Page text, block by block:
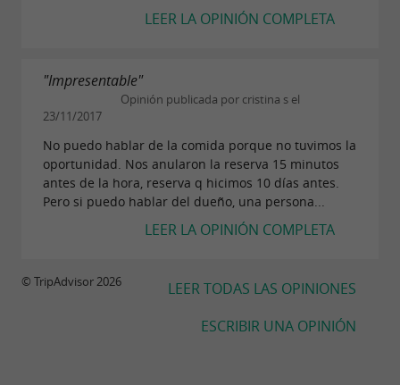
LEER LA OPINIÓN COMPLETA
"Impresentable"
Opinión publicada por cristina s el
23/11/2017
No puedo hablar de la comida porque no tuvimos la
oportunidad. Nos anularon la reserva 15 minutos
antes de la hora, reserva q hicimos 10 días antes.
Pero si puedo hablar del dueño, una persona...
LEER LA OPINIÓN COMPLETA
LEER TODAS LAS OPINIONES
ESCRIBIR UNA OPINIÓN
© TripAdvisor 2026